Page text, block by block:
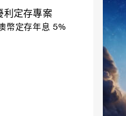
利定存專案
幣定存年息 5%